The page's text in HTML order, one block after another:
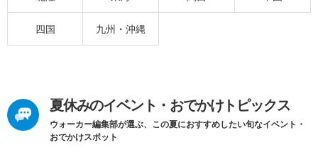
四国 九州・沖縄
夏休みのイベント・おでかけトピックス
ウォーカー編集部が選ぶ、この夏におすすめしたい旬なイベント・
おでかけスポット